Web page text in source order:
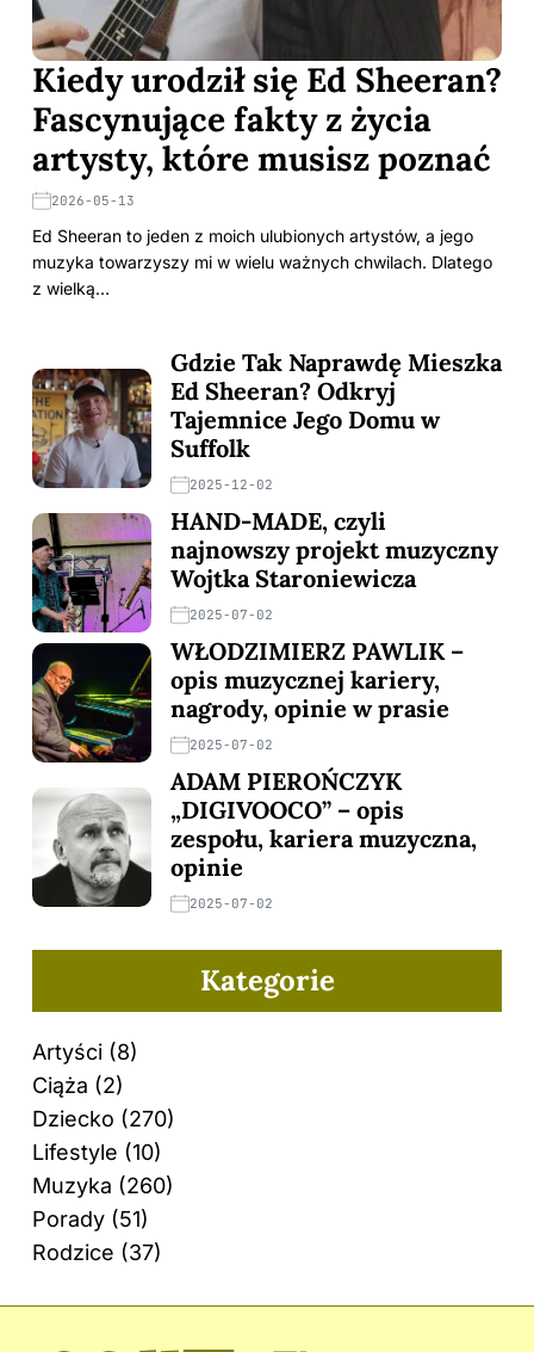
Kiedy urodził się Ed Sheeran?
Fascynujące fakty z życia
artysty, które musisz poznać
2026-05-13
Ed Sheeran to jeden z moich ulubionych artystów, a jego
muzyka towarzyszy mi w wielu ważnych chwilach. Dlatego
z wielką…
Gdzie Tak Naprawdę Mieszka
Ed Sheeran? Odkryj
Tajemnice Jego Domu w
Suffolk
2025-12-02
HAND-MADE, czyli
najnowszy projekt muzyczny
Wojtka Staroniewicza
2025-07-02
WŁODZIMIERZ PAWLIK –
opis muzycznej kariery,
nagrody, opinie w prasie
2025-07-02
ADAM PIEROŃCZYK
„DIGIVOOCO” – opis
zespołu, kariera muzyczna,
opinie
2025-07-02
Kategorie
Artyści (8)
Ciąża (2)
Dziecko (270)
Lifestyle (10)
Muzyka (260)
Porady (51)
Rodzice (37)